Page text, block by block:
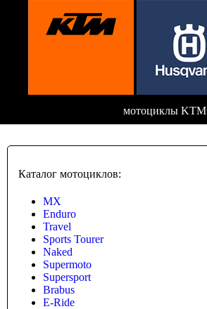
мотоциклы KTM
Каталог мотоциклов:
MX
Enduro
Travel
Sports Tourer
Naked
Supermoto
Supersport
Brabus
E-Ride